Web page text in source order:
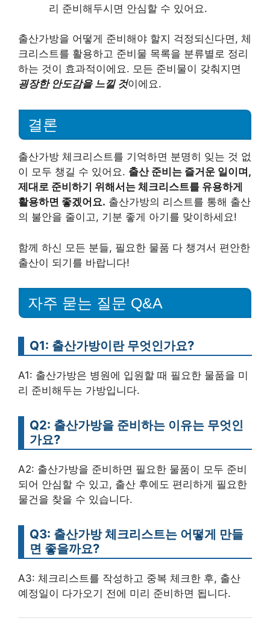
리 준비해두시면 안심할 수 있어요.
출산가방을 어떻게 준비해야 할지 걱정되신다면, 체
크리스트를 활용하고 준비물 목록을 분류별로 정리
하는 것이 효과적이에요. 모든 준비물이 갖춰지면
굉장한 안도감을 느낄 것이에요.
결론
출산가방 체크리스트를 기억하면 분명히 잊는 것 없
이 모두 챙길 수 있어요. 출산 준비는 즐거운 일이며,
제대로 준비하기 위해서는 체크리스트를 유용하게
활용하면 좋겠어요. 출산가방의 리스트를 통해 출산
의 불안을 줄이고, 기분 좋게 아기를 맞이하세요!
함께 하신 모든 분들, 필요한 물품 다 챙겨서 편안한
출산이 되기를 바랍니다!
자주 묻는 질문 Q&A
Q1: 출산가방이란 무엇인가요?
A1: 출산가방은 병원에 입원할 때 필요한 물품을 미
리 준비해두는 가방입니다.
Q2: 출산가방을 준비하는 이유는 무엇인
가요?
A2: 출산가방을 준비하면 필요한 물품이 모두 준비
되어 안심할 수 있고, 출산 후에도 편리하게 필요한
물건을 찾을 수 있습니다.
Q3: 출산가방 체크리스트는 어떻게 만들
면 좋을까요?
A3: 체크리스트를 작성하고 중복 체크한 후, 출산
예정일이 다가오기 전에 미리 준비하면 됩니다.